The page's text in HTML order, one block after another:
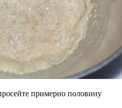
примерно половину